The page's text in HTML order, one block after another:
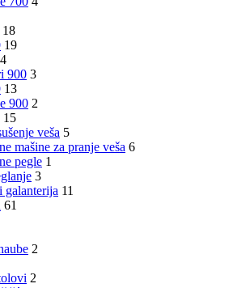
18
19
4
900 3
13
900 2
15
veša 5
mašine za pranje veša 6
pegle 1
3
galanterija 11
61
2
2